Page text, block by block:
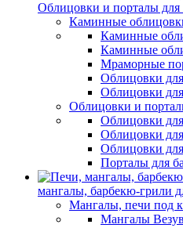
Облицовки и порталы для
Каминные
Каминные
Каминные
Мраморные
Облицовки
Облицовки
Облицовки и
Облицовки
Облицовки
Облицовки
Порталы для
мангалы, барбекю-грили
Мангалы, печи под
Мангалы